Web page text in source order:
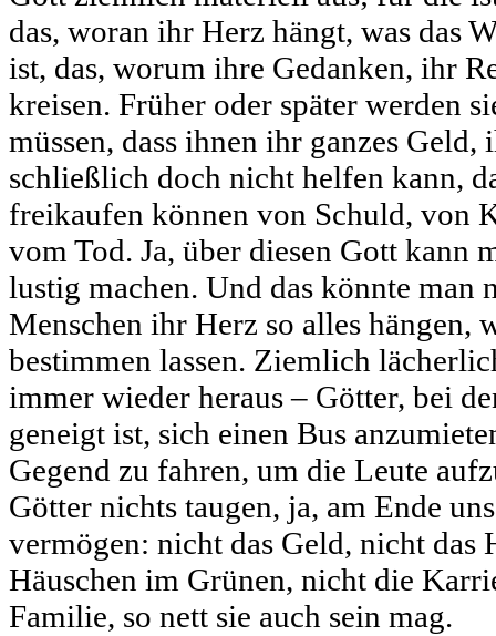
das, woran ihr Herz hängt, was das
ist, das, worum ihre Gedanken, ihr
kreisen. Früher oder später werden
müssen, dass ihnen ihr ganzes Geld,
schließlich doch nicht helfen kann,
freikaufen können von Schuld, von
vom Tod. Ja, über diesen Gott kann
lustig machen. Und das könnte man
Menschen ihr Herz so alles hängen,
bestimmen lassen. Ziemlich
immer wieder heraus – Götter, bei
geneigt ist, sich einen Bus
Gegend zu fahren, um die Leute
Götter nichts taugen, ja, am Ende
vermögen: nicht das Geld, nicht das
Häuschen im Grünen, nicht die
Familie, so nett sie auch sein mag.